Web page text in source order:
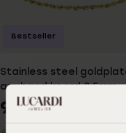
Stainless steel
armband koord 2,5mm
9 99
Bestseller